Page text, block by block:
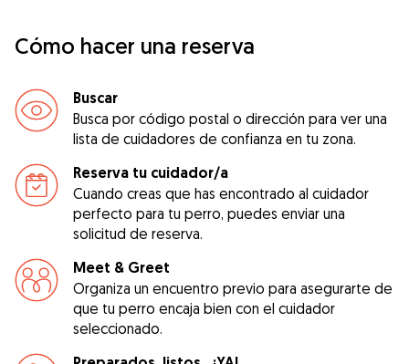
Cómo hacer una reserva
Buscar
Busca por código postal o dirección para ver una
lista de cuidadores de confianza en tu zona.
Reserva tu cuidador/a
Cuando creas que has encontrado al cuidador
perfecto para tu perro, puedes enviar una
solicitud de reserva.
Meet & Greet
Organiza un encuentro previo para asegurarte de
que tu perro encaja bien con el cuidador
seleccionado.